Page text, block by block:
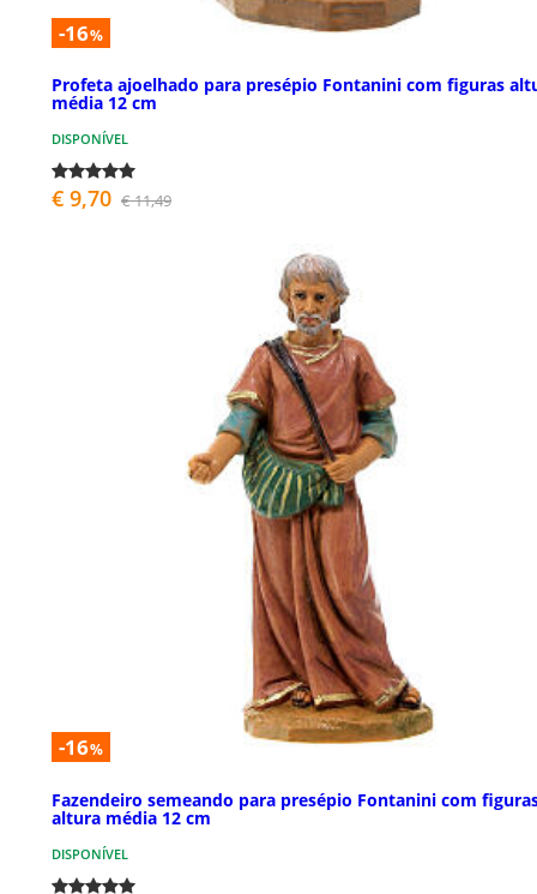
-16%
Profeta ajoelhado para presépio Fontanini com figuras
média 12 cm
DISPONÍVEL
€ 9,70 € 11,49
-16%
Fazendeiro semeando para presépio Fontanini com
altura média 12 cm
DISPONÍVEL